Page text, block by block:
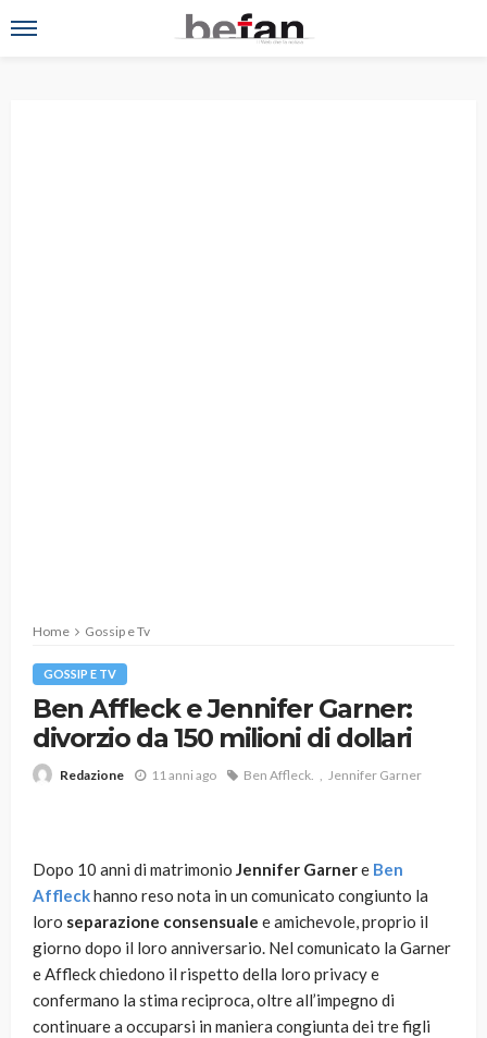
Home Gossip e Tv
GOSSIP E TV
Ben Affleck e Jennifer Garner:
divorzio da 150 milioni di dollari
Redazione 11 anni ago Ben Affleck. Jennifer Garner
Dopo 10 anni di matrimonio Jennifer Garnere Ben
Affleckhanno reso nota in un comunicato congiunto la
loro separazione consensuale e amichevole, proprio il
giorno dopo il loro anniversario. Nel comunicato la Garner
e Affleck chiedono il rispetto della loro privacy e
confermano la stima reciproca, oltre all’impegno di
continuare a occuparsi in maniera congiunta dei tre figli